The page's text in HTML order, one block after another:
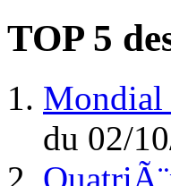
TOP 5
Mondial
du 02/